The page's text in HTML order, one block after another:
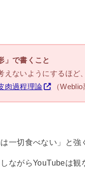
」で書くこと
えないようにするほ
肉過程理論 （Weblio
は一切食べない」と
しながらYouTubeは